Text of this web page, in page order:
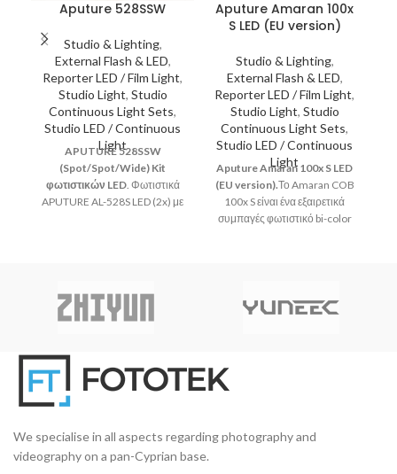
Aputure 528SSW
Studio & Lighting,
External Flash & LED,
Reporter LED / Film Light,
Studio Light, Studio
Continuous Light Sets,
Studio LED / Continuous
Light
APUTURE 528SSW
(Spot/Spot/Wide) Kit
φωτιστικών LED. Φωτιστικά
APUTURE AL-528S LED (2x) με
χρωματικά πιστό και φυσικό
αποτέλεσμα
Aputure Amaran 100x
S LED (EU version)
Studio & Lighting,
External Flash & LED,
Reporter LED / Film Light,
Studio Light, Studio
Continuous Light Sets,
Studio LED / Continuous
Light
Aputure Amaran 100x S LED
(EU version).Το Amaran COB
100x S είναι ένα εξαιρετικά
συμπαγές φωτιστικό bi-color
αναπαραγωγή, με
We specialise in all aspects regarding photography and
videography on a pan-Cyprian base.